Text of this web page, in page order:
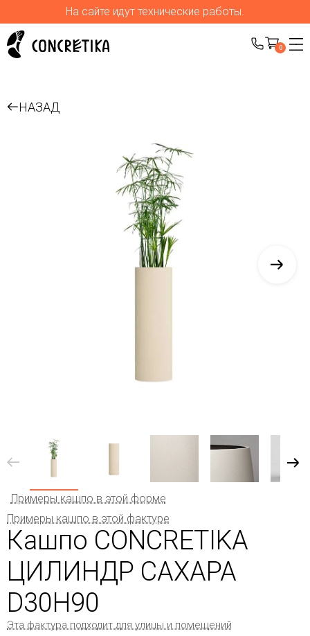
На сайте идут технические работы.
0
НАЗАД
Примеры кашпо в этой форме
Примеры кашпо в этой фактуре
Кашпо CONCRETIKA
ЦИЛИНДР САХАРА
D30H90
Эта фактура подходит для улицы и помещений